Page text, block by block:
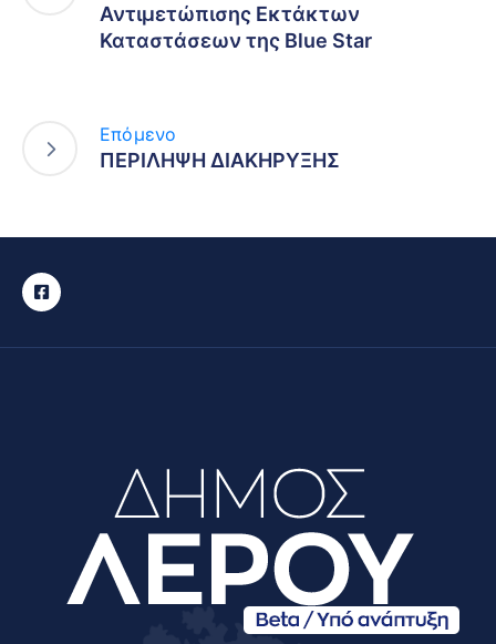
Αντιμετώπισης Εκτάκτων
Καταστάσεων της Blue Star
Επόμενο
ΠΕΡΙΛΗΨΗ ΔΙΑΚΗΡΥΞΗΣ